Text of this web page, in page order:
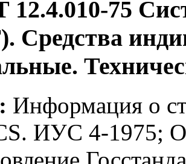
75
Средства
Информация о
ИУС 4-1975;